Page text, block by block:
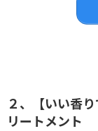
２、【いい香
リートメント